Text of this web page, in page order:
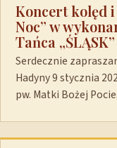
Koncert kolęd i
Noc” w
Tańca „ŚLĄSK”
Serdecznie
Hadyny 9 stycznia
pw. Matki Bożej